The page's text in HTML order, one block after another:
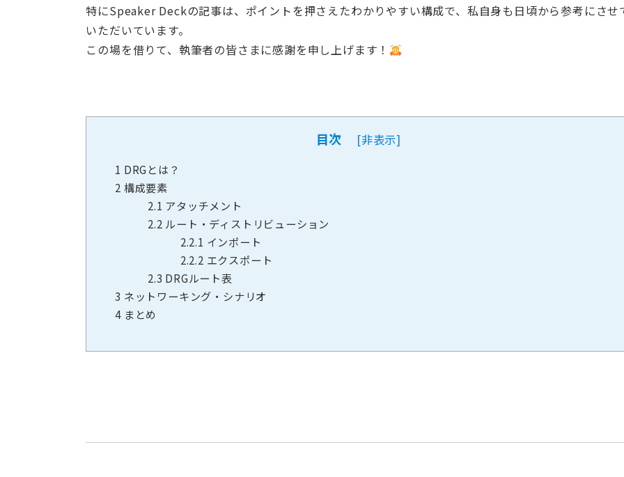
特にSpeaker Deckの記事は、ポイントを押さえたわかりやすい構成で、私自身も日頃から参考にさせ
いただいています。
この場を借りて、執筆者の皆さまに感謝を申し上げます！
目次 [非表示]
1 DRGとは？
2 構成要素
2.1 アタッチメント
2.2 ルート・ディストリビューション
2.2.1 インポート
2.2.2 エクスポート
2.3 DRGルート表
3 ネットワーキング・シナリオ
4まとめ